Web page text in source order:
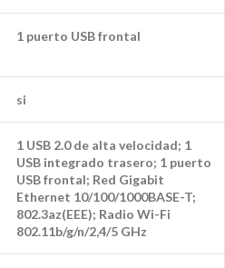
1 puerto USB frontal
si
1 USB 2.0 de alta velocidad; 1
USB integrado trasero; 1 puerto
USB frontal; Red Gigabit
Ethernet 10/100/1000BASE-T;
802.3az(EEE); Radio Wi-Fi
802.11b/g/n/2,4/5 GHz